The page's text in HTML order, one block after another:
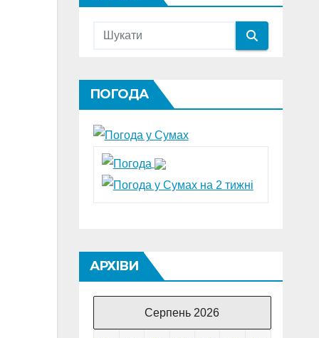
ПОГОДА
АРХІВИ
Серпень 2026